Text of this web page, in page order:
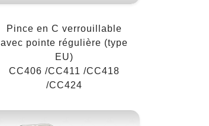
Pince en C verrouillable
avec pointe régulière (type
EU)
CC406 /CC411 /CC418
/CC424